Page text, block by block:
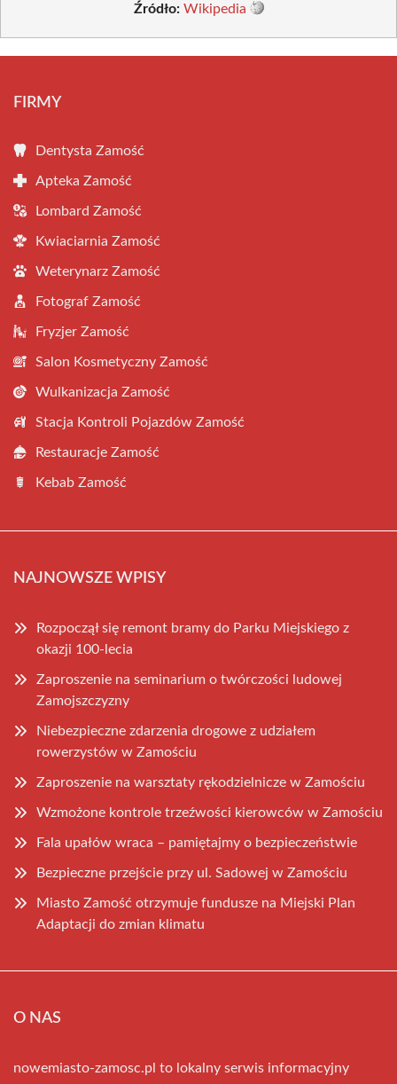
Źródło: Wikipedia
FIRMY
Dentysta Zamość
Apteka Zamość
Lombard Zamość
Kwiaciarnia Zamość
Weterynarz Zamość
Fotograf Zamość
Fryzjer Zamość
Salon Kosmetyczny Zamość
Wulkanizacja Zamość
Stacja Kontroli Pojazdów Zamość
Restauracje Zamość
Kebab Zamość
NAJNOWSZE WPISY
Rozpoczął się remont bramy do Parku Miejskiego z
okazji 100-lecia
Zaproszenie na seminarium o twórczości ludowej
Zamojszczyzny
Niebezpieczne zdarzenia drogowe z udziałem
rowerzystów w Zamościu
Zaproszenie na warsztaty rękodzielnicze w Zamościu
Wzmożone kontrole trzeźwości kierowców w Zamościu
Fala upałów wraca – pamiętajmy o bezpieczeństwie
Bezpieczne przejście przy ul. Sadowej w Zamościu
Miasto Zamość otrzymuje fundusze na Miejski Plan
Adaptacji do zmian klimatu
O NAS
nowemiasto-zamosc.pl to lokalny serwis informacyjny